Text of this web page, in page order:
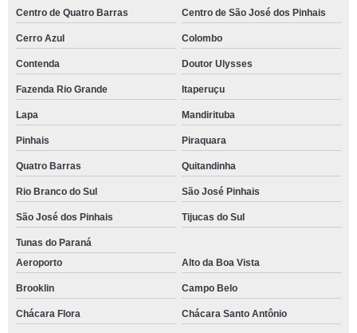
Centro de Quatro Barras Centro de São José dos Pinhais
Cerro Azul Colombo
Contenda Doutor Ulysses
Fazenda Rio Grande Itaperuçu
Lapa Mandirituba
Pinhais Piraquara
Quatro Barras Quitandinha
Rio Branco do Sul São José Pinhais
São José dos Pinhais Tijucas do Sul
Tunas do Paraná
Aeroporto
Alto da Boa Vista
Brooklin Campo Belo
Chácara Flora Chácara Santo Antônio